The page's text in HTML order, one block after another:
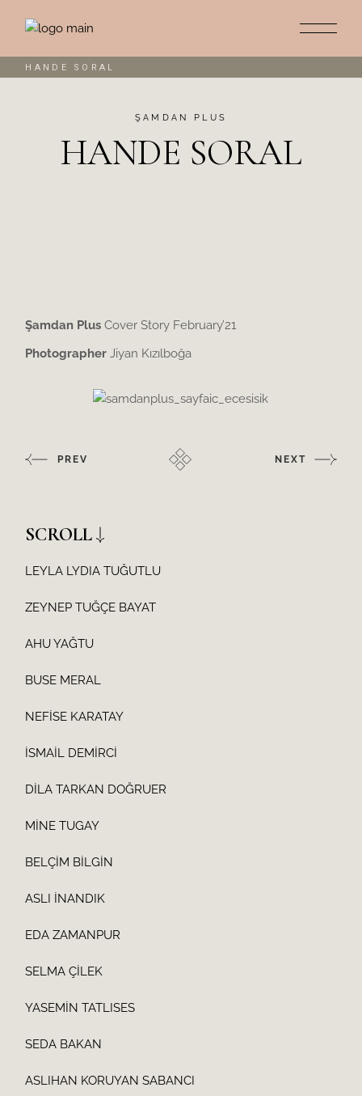
HANDE SORAL
ŞAMDAN PLUS
HANDE SORAL
Şamdan Plus Cover Story February’21
Photographer Jiyan Kızılboğa
PREV NEXT
SCROLL
LEYLA LYDIA TUĞUTLU
ZEYNEP TUĞÇE BAYAT
AHU YAĞTU
BUSE MERAL
NEFİSE KARATAY
İSMAİL DEMİRCİ
DİLA TARKAN DOĞRUER
MİNE TUGAY
BELÇİM BİLGİN
ASLI İNANDIK
EDA ZAMANPUR
SELMA ÇİLEK
YASEMİN TATLISES
SEDA BAKAN
ASLIHAN KORUYAN SABANCI